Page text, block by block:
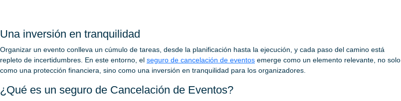
Una inversión en tranquilidad
Organizar un evento conlleva un cúmulo de tareas, desde la planificación hasta la ejecución, y cada paso del camino está
repleto de incertidumbres. En este entorno, el seguro de cancelación de eventos emerge como un elemento relevante, no solo
como una protección financiera, sino como una inversión en tranquilidad para los organizadores.
¿Qué es un seguro de Cancelación de Eventos?